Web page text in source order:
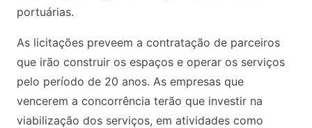
portuárias.
As licitações preveem a contratação de parceiros
que irão construir os espaços e operar os serviços
pelo período de 20 anos. As empresas que
vencerem a concorrência terão que investir na
viabilização dos serviços, em atividades como